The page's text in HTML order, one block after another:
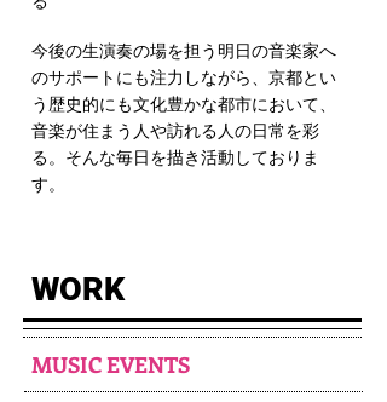
今後の生演奏の場を担う明日の音楽家へ
のサポートにも注力しながら、 京都とい
う歴史的にも文化豊かな都市において、
音楽が住まう人や訪れる人の日常を彩
る。そんな毎日を描き活動しておりま
す。
WORK
MUSIC EVENTS